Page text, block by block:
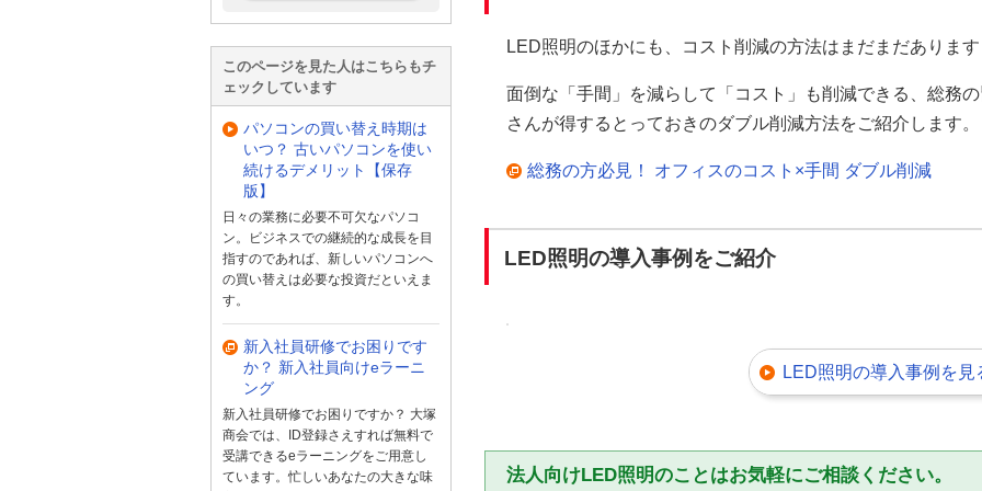
LED照明のほかにも、コスト削減の方法はまだまだあります
面倒な「手間」を減らして「コスト」も削減できる、総務の
さんが得するとっておきのダブル削減方法をご紹介します。
総務の方必見！ オフィスのコスト×手間 ダブル削減
LED照明の導入事例をご紹介
LED照明の導入事例を見
法人向けLED照明のことはお気軽にご相談ください。
このページを見た人はこちらもチ
ェックしています
パソコンの買い替え時期は
いつ？ 古いパソコンを使い
続けるデメリット【保存
版】
日々の業務に必要不可欠なパソコ
ン。ビジネスでの継続的な成長を目
指すのであれば、新しいパソコンへ
の買い替えは必要な投資だといえま
す。
新入社員研修でお困りです
か？ 新入社員向けeラーニ
ング
新入社員研修でお困りですか？ 大塚
商会では、ID登録さえすれば無料で
受講できるeラーニングをご用意し
ています。忙しいあなたの大きな味